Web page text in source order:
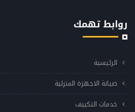
روابط تهمك
الرئيسية
صيانة الاجهزة المنزلية
خدمات التكييف